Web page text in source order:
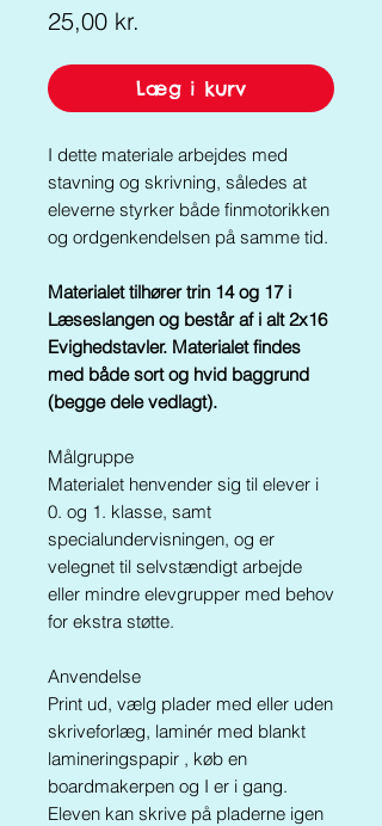
25,00 kr.
Læg i kurv
I dette materiale arbejdes med
stavning og skrivning, således at
eleverne styrker både finmotorikken
og ordgenkendelsen på samme tid.
Materialet tilhører trin 14 og 17 i
Læseslangen og består af i alt 2x16
Evighedstavler. Materialet findes
med både sort og hvid baggrund
(begge dele vedlagt).
Målgruppe
Materialet henvender sig til elever i
0. og 1. klasse, samt
specialundervisningen, og er
velegnet til selvstændigt arbejde
eller mindre elevgrupper med behov
for ekstra støtte.
Anvendelse
Print ud, vælg plader med eller uden
skriveforlæg, laminér med blankt
lamineringspapir , køb en
boardmakerpen og I er i gang.
Eleven kan skrive på pladerne igen